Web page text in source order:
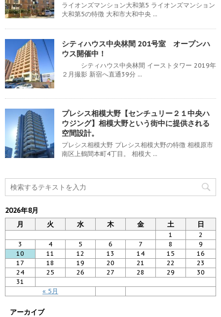
ライオンズマンション大和第5 ライオンズマンション
大和第5の特徴 大和市大和中央 ...
シティハウス中央林間 201号室 オープンハ
ウス開催中！
シティハウス中央林間 イーストタワー 2019年
２月撮影 新宿へ直通39分 ...
プレシス相模大野【センチュリー２１中央ハ
ウジング】相模大野という街中に提供される
空間設計。
プレシス相模大野 プレシス相模大野の特徴 相模原市
南区上鶴間本町4丁目。 相模大 ...
2026年8月
月
火 水 木 金 土 日
« 5月
1
2
3
4 5 6 7 8
9
10
11 12 13 14 15
16
17
18 19 20 21 22
23
24
25 26 27 28 29
30
31
アーカイブ